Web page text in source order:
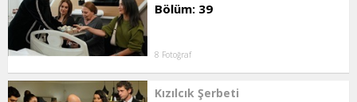
Bölüm: 39
8 Fotoğraf
Kızılcık Şerbeti